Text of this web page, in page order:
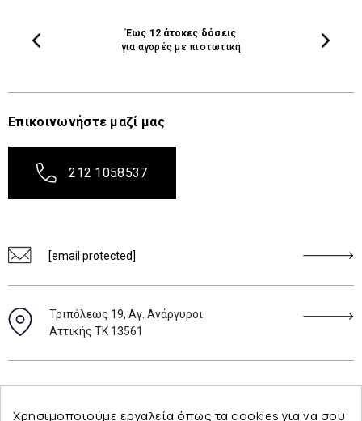
Έως 12 άτοκες δόσεις
για αγορές με πιστωτική
Επικοινωνήστε μαζί μας
212 1058537
[email protected]
Τριπόλεως 19, Αγ. Ανάργυροι
Αττικής ΤΚ 13561
Χρησιμοποιούμε εργαλεία όπως τα cookies για να σου